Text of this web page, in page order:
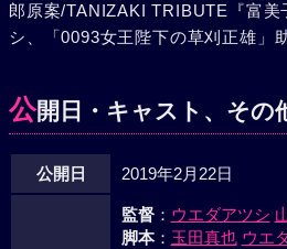
郎原案/TANIZAKI TRIBUTE『富美
シ、「0093女王陛下の草刈正雄」
公開日・キャスト、その
公開日 2019年2月22日
監督： ウエダアツシ
脚本： 玉田真也 ウエ